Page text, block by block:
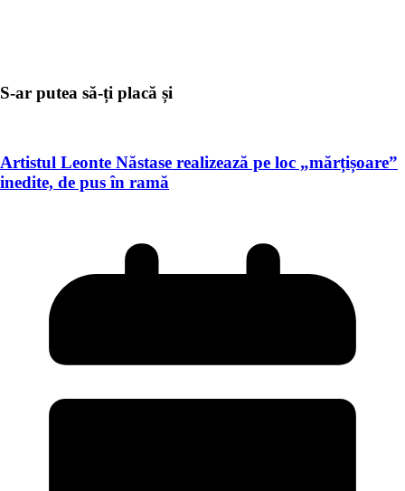
S-ar putea să-ți placă și
Artistul Leonte Năstase realizează pe loc „mărțișoare”
inedite, de pus în ramă